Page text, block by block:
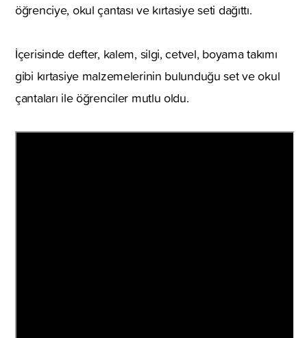
öğrenciye, okul çantası ve kırtasiye seti dağıttı.
İçerisinde defter, kalem, silgi, cetvel, boyama takımı
gibi kırtasiye malzemelerinin bulunduğu set ve okul
çantaları ile öğrenciler mutlu oldu.